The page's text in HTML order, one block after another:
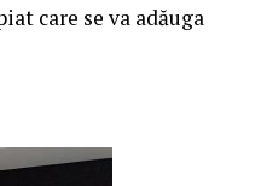
care se va adăuga